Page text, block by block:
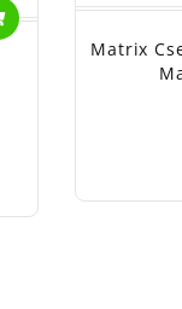
Matrix